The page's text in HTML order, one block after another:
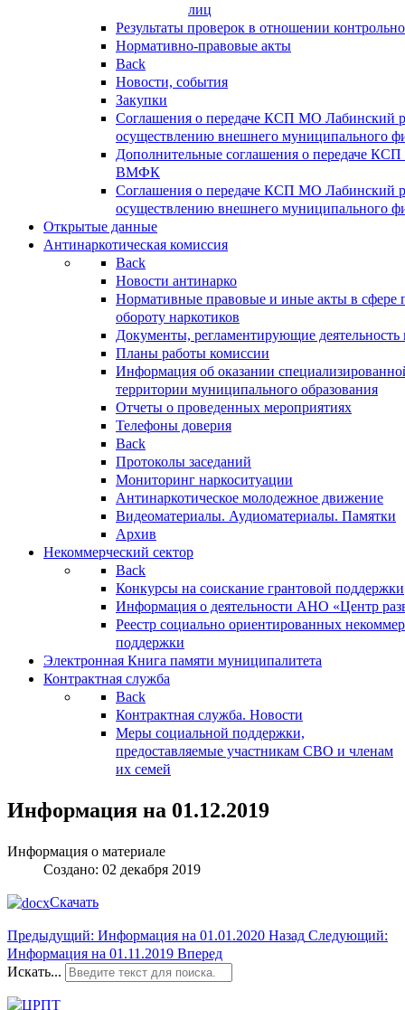
лиц
Результаты проверок в отношении
Нормативно-правовые акты
Back
Новости, события
Закупки
Соглашения о передаче КСП МО Лабинский
осуществлению внешнего муниципального
Дополнительные соглашения о передаче
ВМФК
Соглашения о передаче КСП МО Лабинский
осуществлению внешнего муниципального
Открытые данные
Антинаркотическая комиссия
Back
Новости антинарко
Нормативные правовые и иные акты в сфере
обороту наркотиков
Документы, регламентирующие деятельность
Планы работы комиссии
Информация об оказании
территории муниципального образования
Отчеты о проведенных мероприятиях
Телефоны доверия
Back
Протоколы заседаний
Мониторинг наркоситуации
Антинаркотическое молодежное движение
Видеоматериалы. Аудиоматериалы. Памятки
Архив
Некоммерческий сектор
Back
Конкурсы на соискание грантовой поддержки
Информация о деятельности АНО «Центр
Реестр социально ориентированных
поддержки
Электронная Книга памяти муниципалитета
Контрактная служба
Back
Контрактная служба. Новости
Меры социальной поддержки,
предоставляемые участникам СВО и членам
их семей
Информация на 01.12.2019
Информация о материале
Создано: 02 декабря 2019
Скачать
Предыдущий: Информация на 01.01.2020 Назад Следующий:
Информация на 01.11.2019 Вперед
Искать...